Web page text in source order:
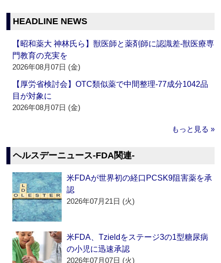
HEADLINE NEWS
【昭和薬大 神林氏ら】獣医師と薬剤師に認識差‐獣医療専
門教育の充実を
2026年08月07日 (金)
【厚労省検討会】OTC類似薬で中間整理‐77成分1042品
目が対象に
2026年08月07日 (金)
もっと見る »
ヘルスデーニュース‐FDA関連‐
米FDAが世界初の経口PCSK9阻害薬を承
認
2026年07月21日 (火)
米FDA、Tzieldをステージ3の1型糖尿病
の小児に迅速承認
2026年07月07日 (火)